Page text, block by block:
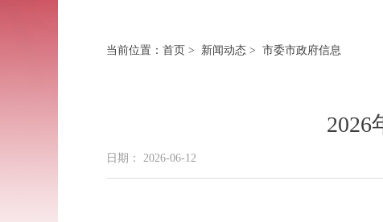
当前位置： 首页 > 新闻动态 > 市委市政府信息
2026
日期： 2026-06-12